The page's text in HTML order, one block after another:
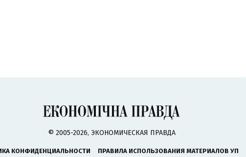
© 2005-2026, ЭКОНОМИЧЕСКАЯ ПРАВДА
КОНФИДЕНЦИАЛЬНОСТИ ПРАВИЛА ИСПОЛЬЗОВАНИЯ МАТЕРИАЛОВ УП